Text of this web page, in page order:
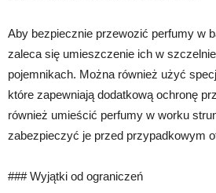
Aby bezpiecznie przewozić perfumy w
zaleca się umieszczenie ich w
pojemnikach. Można również użyć
które zapewniają dodatkową ochronę
również umieścić perfumy w worku
zabezpieczyć je przed przypadkowym
### Wyjątki od ograniczeń